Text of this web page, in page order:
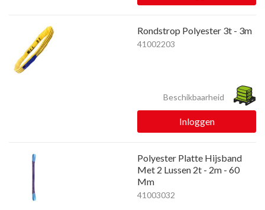
Rondstrop Polyester 3t - 3m
41002203
Beschikbaarheid
Inloggen
Polyester Platte Hijsband
Met 2 Lussen 2t - 2m - 60
Mm
41003032